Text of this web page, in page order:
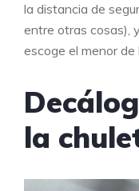
la distancia de
entre otras cosas),
escoge el menor de
la